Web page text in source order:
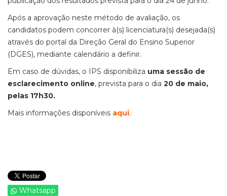
Após a aprovação neste método de avaliação, os
candidatos podem concorrer à(s) licenciatura(s) desejada(s)
através do portal da Direção Geral do Ensino Superior
(DGES), mediante calendário a definir.
Em caso de dúvidas, o IPS disponibiliza uma sessão de
esclarecimento online, prevista para o dia 20 de maio,
pelas 17h30.
Mais informações disponíveis aqui.
Whatsapp